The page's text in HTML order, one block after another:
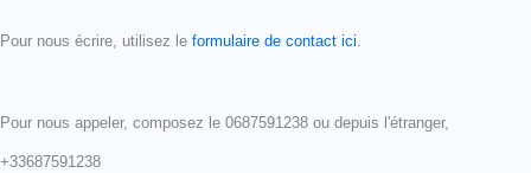
Pour nous écrire, utilisez le formulaire de contact ici
Pour nous appeler, composez le 0687591238 ou depuis l'étranger,
+33687591238